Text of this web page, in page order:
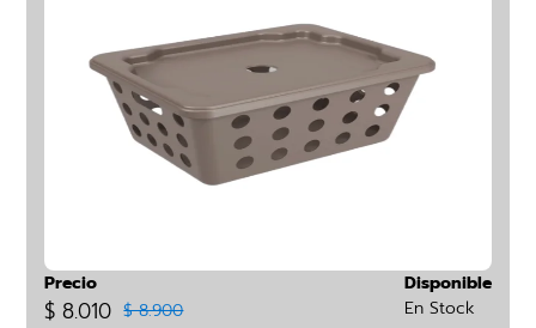
Precio
$ 8.010 $ 8.900
Disponible
En Stock